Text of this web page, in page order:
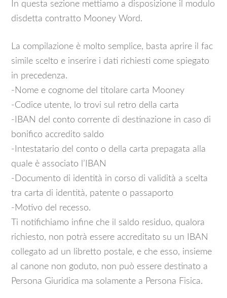
In questa sezione mettiamo a disposizione il modulo
disdetta contratto Mooney Word.
La compilazione è molto semplice, basta aprire il fac
simile scelto e inserire i dati richiesti come spiegato
in precedenza.
-Nome e cognome del titolare carta Mooney
-Codice utente, lo trovi sul retro della carta
-IBAN del conto corrente di destinazione in caso di
bonifico accredito saldo
-Intestatario del conto o della carta prepagata alla
quale è associato l’IBAN
-Documento di identità in corso di validità a scelta
tra carta di identità, patente o passaporto
-Motivo del recesso.
Ti notifichiamo infine che il saldo residuo, qualora
richiesto, non potrà essere accreditato su un IBAN
collegato ad un libretto postale, e che esso, insieme
al canone non goduto, non può essere destinato a
Persona Giuridica ma solamente a Persona Fisica.